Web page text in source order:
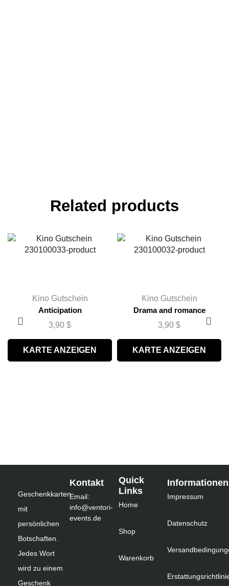
Related products
Kino Gutschein
Anticipation
3,90 $
KARTE ANZEIGEN
Kino Gutschein
Drama and romance
3,90 $
KARTE ANZEIGEN
Geschenkkarten
mit
persönlichen
Botschaften.
Jedes Wort
wird zu einem
Geschenk
Kontakt
Email:
info@ventori-
events.de
Quick
Links
Home
Shop
Warenkorb
Informationen
Impressum
Datenschutz